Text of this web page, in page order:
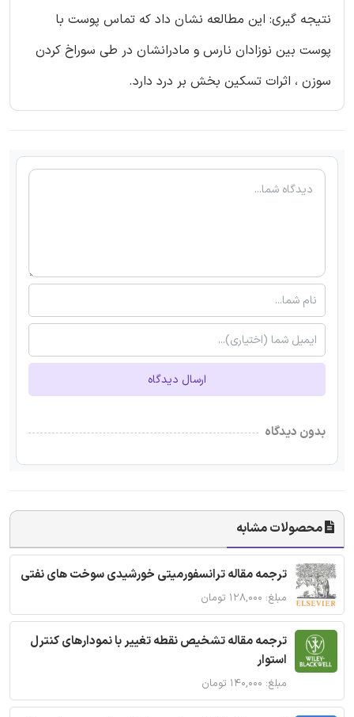
نتیجه گیری: این مطالعه نشان داد که تماس پوست با
پوست بین نوزادان نارس و مادرانشان در طی سوراخ کردن
سوزن ، اثرات تسکین بخش بر درد دارد.
ارسال دیدگاه
بدون دیدگاه
محصولات مشابه
ترجمه مقاله ترانسفورمیتی خورشیدی سوخت های نفتی
مبلغ: ۱۲۸,۰۰۰ تومان
ترجمه مقاله تشخیص نقطه تغییر با نمودارهای کنترل
استوار
مبلغ: ۱۴۰,۰۰۰ تومان